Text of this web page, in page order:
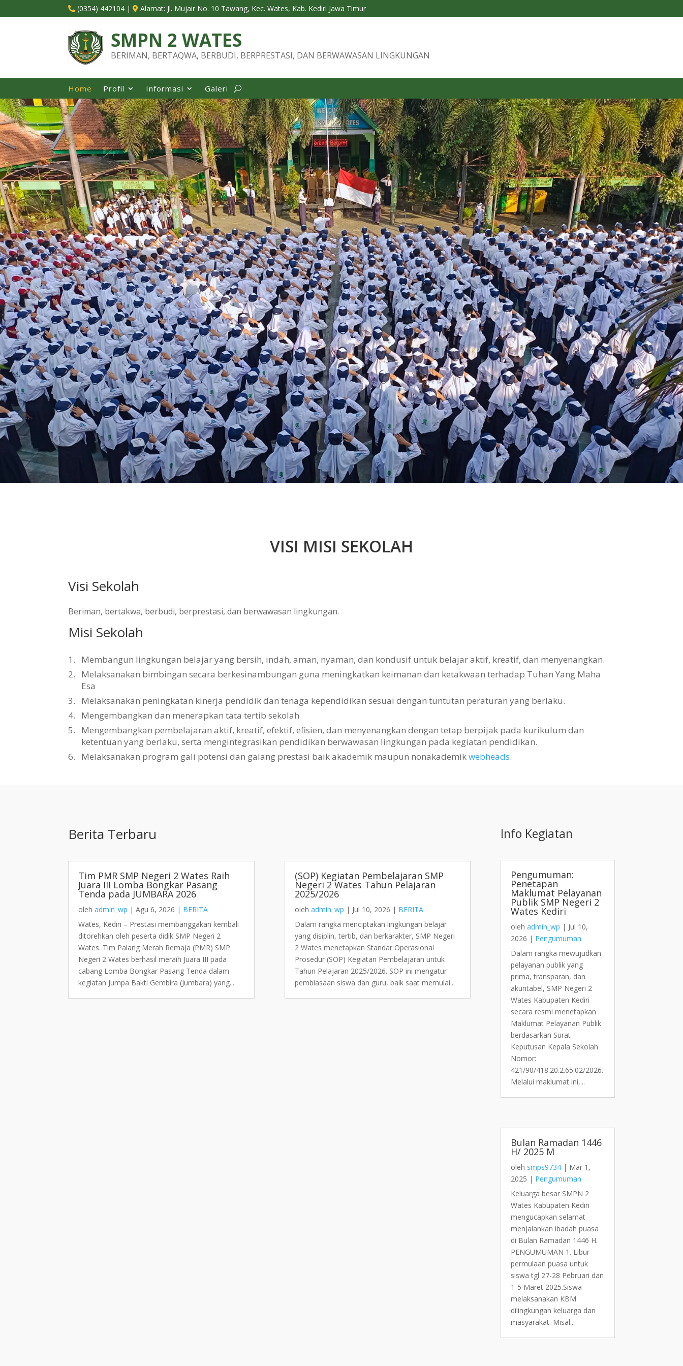
 (0354) 442104 | Alamat: Jl. Mujair No. 10 Tawang, Kec. Wates, Kab. Kediri Jawa Timur
SMPN 2 WATES
BERIMAN, BERTAQWA, BERBUDI, BERPRESTASI, DAN BERWAWASAN LINGKUNGAN
Home Profil Informasi Galeri
VISI MISI SEKOLAH
Visi Sekolah
Beriman, bertakwa, berbudi, berprestasi, dan berwawasan lingkungan.
Misi Sekolah
1.
Membangun lingkungan belajar yang bersih, indah, aman, nyaman, dan kondusif untuk belajar aktif, kreatif, dan menyenangkan.
2.
Melaksanakan bimbingan secara berkesinambungan guna meningkatkan keimanan dan ketakwaan terhadap Tuhan Yang Maha
Esa
3.
Melaksanakan peningkatan kinerja pendidik dan tenaga kependidikan sesuai dengan tuntutan peraturan yang berlaku.
4.
Mengembangkan dan menerapkan tata tertib sekolah
5.
Mengembangkan pembelajaran aktif, kreatif, efektif, efisien, dan menyenangkan dengan tetap berpijak pada kurikulum dan
ketentuan yang berlaku, serta mengintegrasikan pendidikan berwawasan lingkungan pada kegiatan pendidikan.
6.
Melaksanakan program gali potensi dan galang prestasi baik akademik maupun nonakademikwebheads.
Berita Terbaru
Tim PMR SMP Negeri 2 Wates Raih
Juara III Lomba Bongkar Pasang
Tenda pada JUMBARA 2026
olehadmin_wp |Agu 6, 2026 | BERITA
Wates, Kediri – Prestasi membanggakan kembali
ditorehkan oleh peserta didik SMP Negeri 2
Wates. Tim Palang Merah Remaja (PMR) SMP
Negeri 2 Wates berhasil meraih Juara III pada
cabang Lomba Bongkar Pasang Tenda dalam
kegiatan Jumpa Bakti Gembira (Jumbara) yang...
(SOP) Kegiatan Pembelajaran SMP
Negeri 2 Wates Tahun Pelajaran
2025/2026
oleh admin_wp | Jul 10, 2026 | BERITA
Dalam rangka menciptakan lingkungan belajar
yang disiplin, tertib, dan berkarakter, SMP Negeri
2 Wates menetapkan Standar Operasional
Prosedur (SOP) Kegiatan Pembelajaran untuk
Tahun Pelajaran 2025/2026. SOP ini mengatur
pembiasaan siswa dan guru, baik saat memulai...
Info Kegiatan
Pengumuman:
Penetapan
Maklumat Pelayanan
Publik SMP Negeri 2
Wates Kediri
olehadmin_wp | Jul 10,
2026 | Pengumuman
Dalam rangka mewujudkan
pelayanan publik yang
prima, transparan, dan
akuntabel, SMP Negeri 2
Wates Kabupaten Kediri
secara resmi menetapkan
Maklumat Pelayanan Publik
berdasarkan Surat
Keputusan Kepala Sekolah
Nomor:
421/90/418.20.2.65.02/2026.
Melalui maklumat ini,...
Bulan Ramadan 1446
H/ 2025 M
oleh smps9734 | Mar 1,
2025 | Pengumuman
Keluarga besar SMPN 2
Wates Kabupaten Kediri
mengucapkan selamat
menjalankan ibadah puasa
di Bulan Ramadan 1446 H.
PENGUMUMAN 1. Libur
permulaan puasa untuk
siswa tgl 27-28 Pebruari dan
1-5 Maret 2025.Siswa
melaksanakan KBM
dilingkungan keluarga dan
masyarakat. Misal...